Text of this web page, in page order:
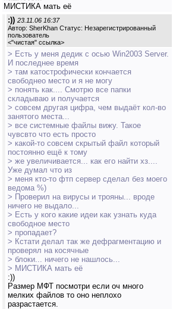
МИСТИКА мать её
:)) 23.11.06 16:37
Автор: SherKhan Статус: Незарегистрированный
пользователь
<"чистая" ссылка>
> Есть у меня дедик с осью Win2003 Server.
И последнее время
> там катострофически кончается
свободнео место и я не могу
> понять как.... Смотрю все папки
складываю и получается
> совсем другая цифра, чем выдаёт кол-во
занятого места...
> все системные файлы вижу. Такое
чувсвто что есть просто
> какой-то совсем скрытый файл который
постоянно ещё к тому
> же увеличивается... как его найти хз....
Уже думал что из
> меня кто-то фтп сервер сделал без моего
ведома %)
> Проверил на вирусы и трояны... вроде
ничего не выдало...
> Есть у кого какие идеи как узнать куда
свободное место
> пропадает?
> Кстати делал так же дефрагментацию и
проверял на косячные
> блоки... ничего не нашлось...
> МИСТИКА мать её
:))
Размер МФТ посмотри если оч много
мелких файлов то оно неплохо
разрастается.